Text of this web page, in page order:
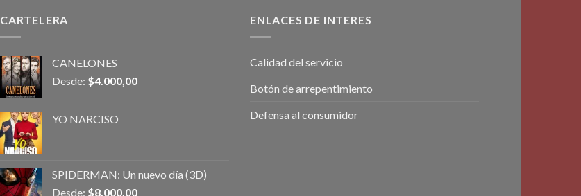
CARTELERA
CANELONES
Desde: $4.000,00
YO NARCISO
SPIDERMAN: Un nuevo día (3D)
Desde: $8.000,00
ENLACES DE INTERES
Calidad del servicio
Botón de arrepentimiento
Defensa al consumidor